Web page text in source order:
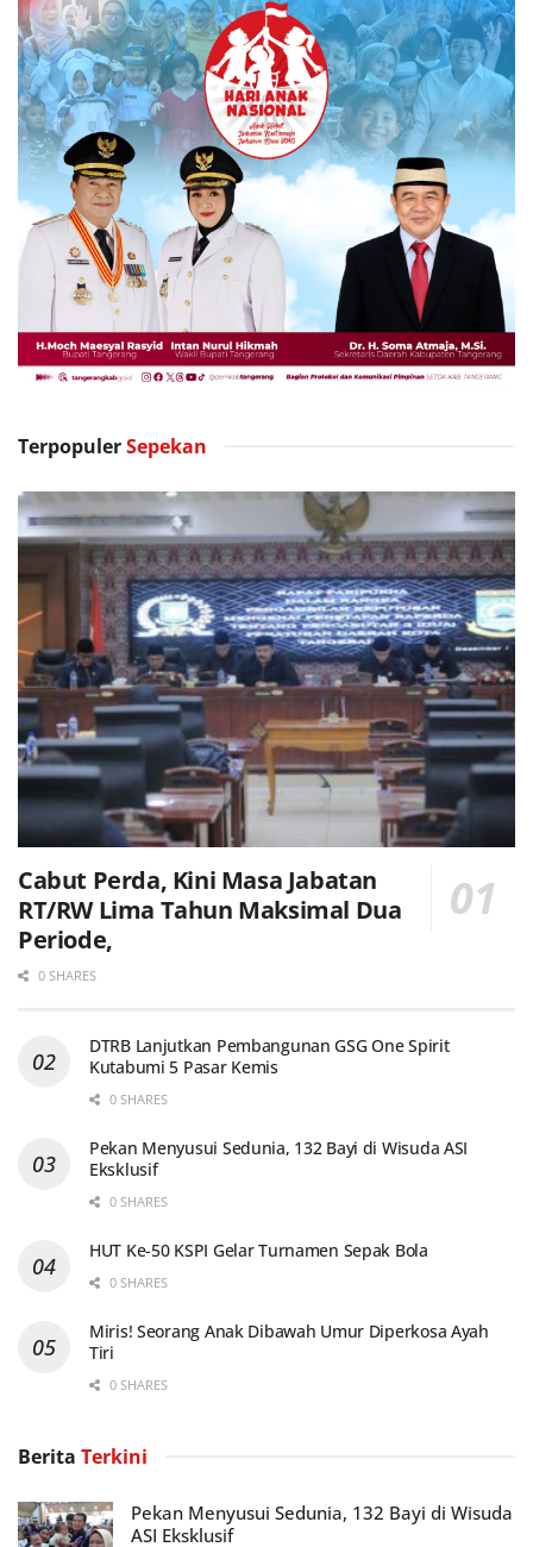
TerpopulerSepekan
Cabut Perda, Kini Masa Jabatan
RT/RW Lima Tahun Maksimal Dua
Periode,
0 SHARES
DTRB Lanjutkan Pembangunan GSG One Spirit
Kutabumi 5 Pasar Kemis
0 SHARES
Pekan Menyusui Sedunia, 132 Bayi di Wisuda ASI
Eksklusif
0 SHARES
HUT Ke-50 KSPI Gelar Turnamen Sepak Bola
0 SHARES
Miris! Seorang Anak Dibawah Umur Diperkosa Ayah
Tiri
0 SHARES
Berita Terkini
Pekan Menyusui Sedunia, 132 Bayi di Wisuda
ASI Eksklusif